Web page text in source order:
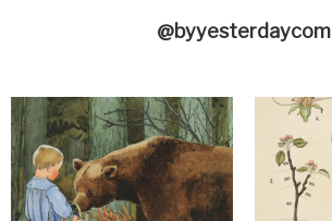
@byyesterdaycom